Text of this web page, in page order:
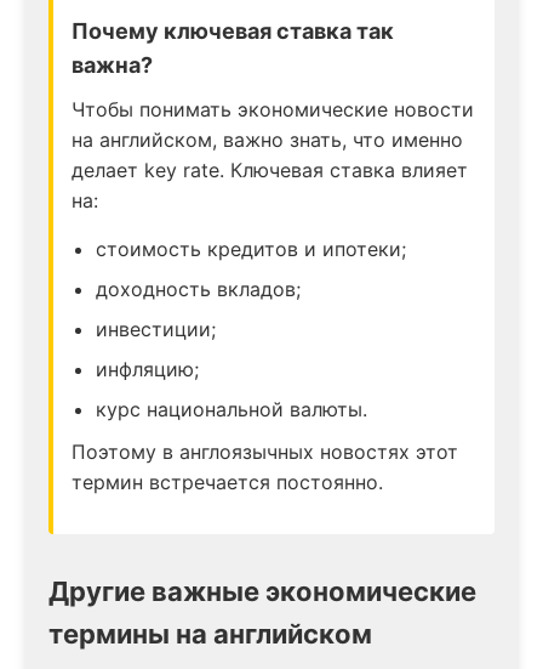
Почему ключевая ставка так
важна?
Чтобы понимать экономические новости
на английском, важно знать, что именно
делает key rate. Ключевая ставка влияет
на:
стоимость кредитов и ипотеки;
доходность вкладов;
инвестиции;
инфляцию;
курс национальной валюты.
Поэтому в англоязычных новостях этот
термин встречается постоянно.
Другие важные экономические
термины на английском